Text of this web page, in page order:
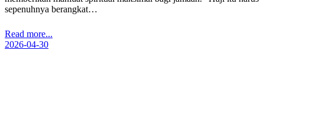
sepenuhnya berangkat…
Read more...
2026-04-30